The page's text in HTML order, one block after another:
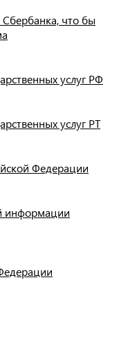
что бы
услуг РФ
услуг РТ
Федерации
информации